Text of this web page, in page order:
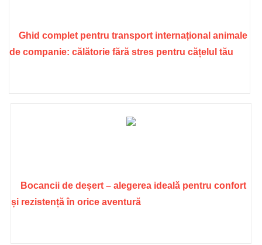
Ghid complet pentru transport internațional animale
de companie: călătorie fără stres pentru cățelul tău
Bocancii de deșert – alegerea ideală pentru confort
și rezistență în orice aventură